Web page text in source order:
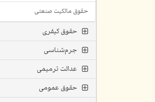
حقوق مالکیت صنعتی
حقوق کیفری
جرم‌شناسی
عدالت ترمیمی
حقوق عمومی